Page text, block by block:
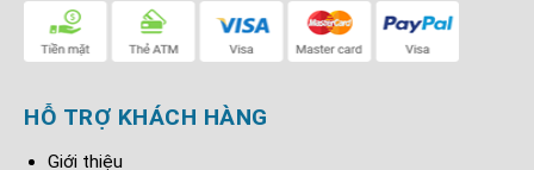
HỖ TRỢ KHÁCH HÀNG
Giới thiệu